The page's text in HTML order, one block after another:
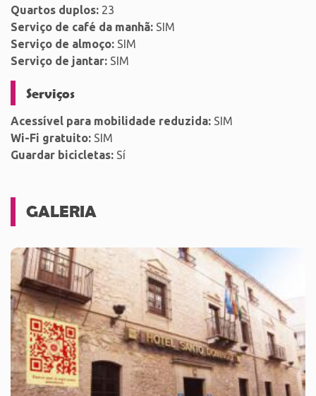
Quartos duplos: 23
Serviço de café da manhã: SIM
Serviço de almoço: SIM
Serviço de jantar: SIM
Serviços
Acessível para mobilidade reduzida: SIM
Wi-Fi gratuito: SIM
Guardar bicicletas: Sí
GALERIA